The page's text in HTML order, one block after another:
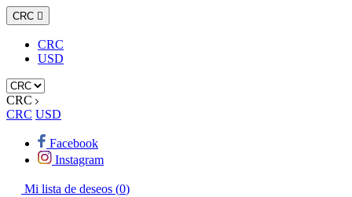
CRC 
CRC
USD
CRC
CRC USD
Facebook
Instagram
Mi lista de deseos (0)